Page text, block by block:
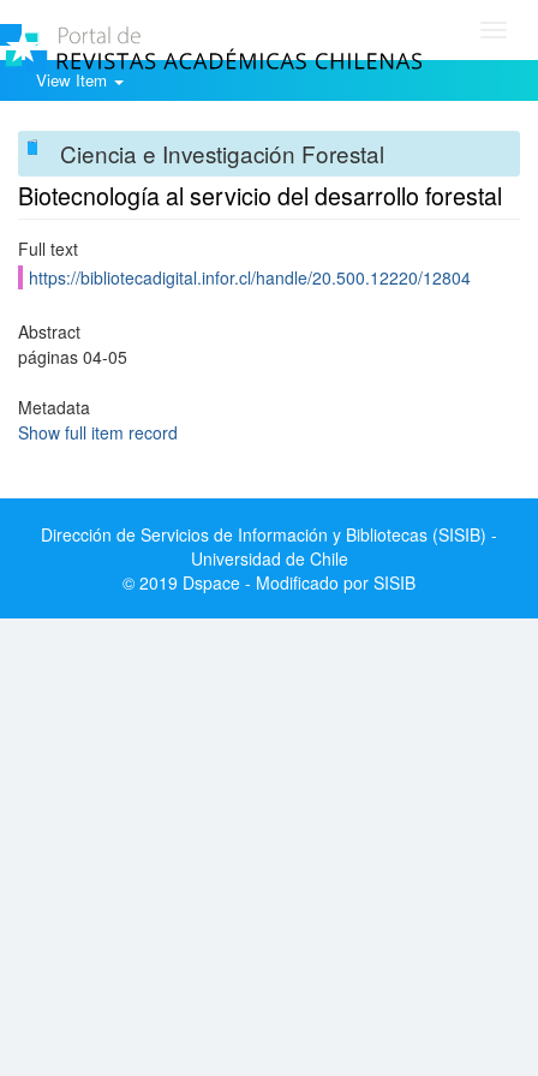
View Item
Ciencia e Investigación Forestal
Biotecnología al servicio del desarrollo forestal
Full text
https://bibliotecadigital.infor.cl/handle/20.500.12220/12804
Abstract
páginas 04-05
Metadata
Show full item record
Dirección de Servicios de Información y Bibliotecas (SISIB) -
Universidad de Chile
© 2019 Dspace - Modificado por SISIB